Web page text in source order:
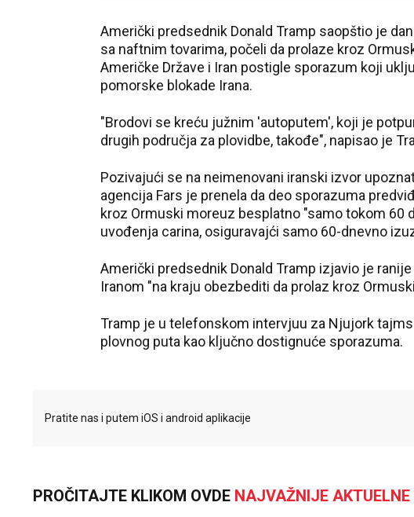
Američki predsednik Donald Tramp saopštio je
sa naftnim tovarima, počeli da prolaze kroz
Američke Države i Iran postigle sporazum koji
pomorske blokade Irana.
"Brodovi se kreću južnim 'autoputem', koji je
drugih područja za plovidbe, takođe", napisao je
Pozivajući se na neimenovani iranski izvor
agencija Fars je prenela da deo sporazuma
kroz Ormuski moreuz besplatno "samo tokom 60
uvođenja carina, osiguravajći samo 60-dnevno
Američki predsednik Donald Tramp izjavio je
Iranom "na kraju obezbediti da prolaz kroz
Tramp je u telefonskom intervjuu za Njujork
plovnog puta kao ključno dostignuće sporazuma.
Pratite nas i putem iOS i android aplikacije
PROČITAJTE KLIKOM OVDE NAJVAŽNIJE AKTUELNE